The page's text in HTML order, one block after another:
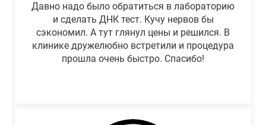
Давно надо было обратиться в лабораторию
и сделать ДНК тест. Кучу нервов бы
сэкономил. А тут глянул цены и решился. В
клинике дружелюбно встретили и процедура
прошла очень быстро. Спасибо!